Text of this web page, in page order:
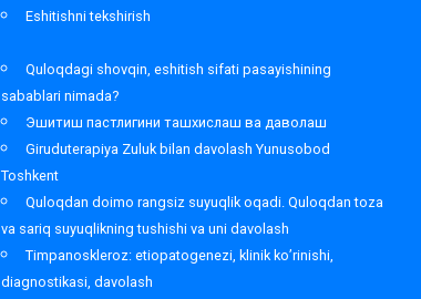
Eshitishni tekshirish
Quloqdagi shovqin, eshitish sifati pasayishining
sabablari nimada?
Эшитиш пастлигини ташхислаш ва даволаш
Giruduterapiya Zuluk bilan davolash Yunusobod
Toshkent
Quloqdan doimo rangsiz suyuqlik oqadi. Quloqdan toza
va sariq suyuqlikning tushishi va uni davolash
Timpanoskleroz: etiopatogenezi, klinik ko’rinishi,
diagnostikasi, davolash